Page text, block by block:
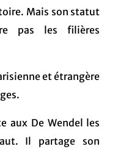
Mais son statut
pas les filières
et étrangère
aux De Wendel les
Il partage son